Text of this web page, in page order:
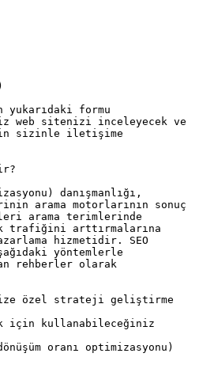
formu
web sitenizi inceleyecek ve
sizinle iletişime
danışmanlığı,
arama motorlarının sonuç
arama terimlerinde
trafiğini arttırmalarına
hizmetidir. SEO
yöntemlerle
rehberler olarak
özel strateji geliştirme
için kullanabileceğiniz
oranı optimizasyonu)